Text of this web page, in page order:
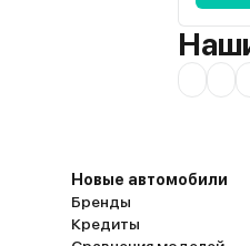
Новые автомобили
Бренды
Кредиты